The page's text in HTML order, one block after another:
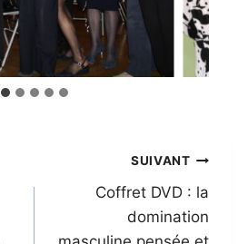
SUIVANT
Coffret DVD : la
domination